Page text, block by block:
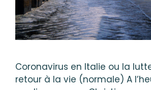
Coronavirus en Italie ou la
retour à la vie (normale) A